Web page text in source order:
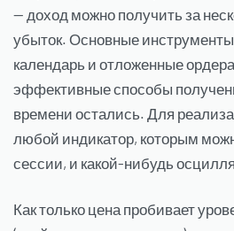
— доход можно получить за
убыток. Основные
календарь и отложенные
эффективные способы
времени остались. Для
любой индикатор, которым
сессии, и какой-нибудь
Как только цена пробивает